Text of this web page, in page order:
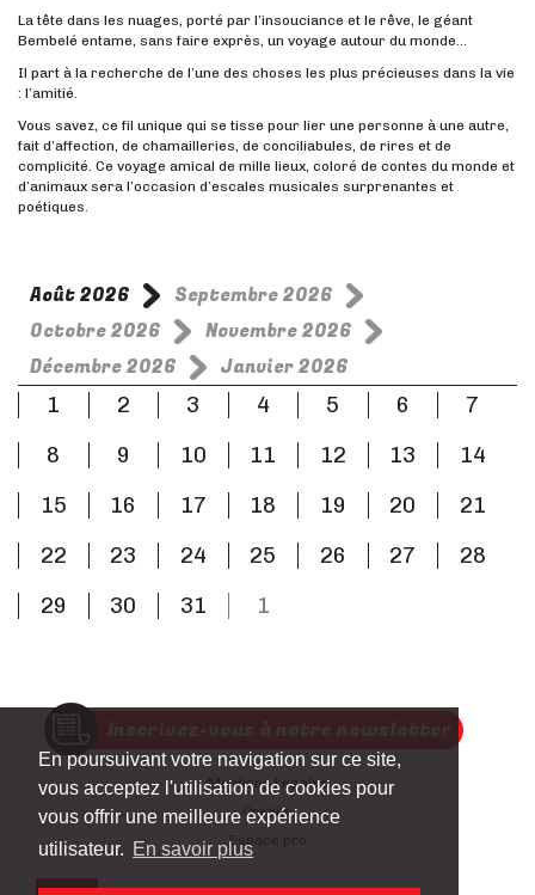
En poursuivant votre navigation sur ce site,
vous acceptez l'utilisation de cookies pour
vous offrir une meilleure expérience
utilisateur. En savoir plus
La tête dans les nuages, porté par l’insouciance et le rêve, le géant
Bembelé entame, sans faire exprès, un voyage autour du monde…
Il part à la recherche de l’une des choses les plus précieuses dans la vie
: l’amitié.
Vous savez, ce fil unique qui se tisse pour lier une personne à une autre,
fait d’affection, de chamailleries, de conciliabules, de rires et de
complicité. Ce voyage amical de mille lieux, coloré de contes du monde et
d’animaux sera l’occasion d’escales musicales surprenantes et
poétiques.
Août 2026
Septembre 2026
Octobre 2026
Novembre 2026
Décembre 2026
Janvier 2026
1
2 3 4 5 6
7
8
9 10 11 12 13
14
15
16 17 18 19 20
21
22
23 24 25 26 27
28
29
30 31 1
Mentions Légales
Crédits
Espace pro